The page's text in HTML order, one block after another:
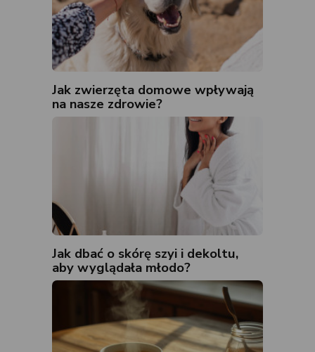
Jak zwierzęta domowe wpływają
na nasze zdrowie?
Jak dbać o skórę szyi i dekoltu,
aby wyglądała młodo?